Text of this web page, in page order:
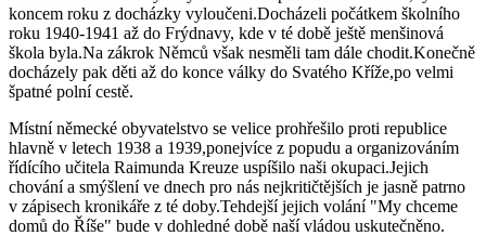
koncem roku z docházky vyloučeni.Docházeli počátkem školního
roku 1940-1941 až do Frýdnavy, kde v té době ještě menšinová
škola byla.Na zákrok Němců však nesměli tam dále chodit.Konečně
docházely pak děti až do konce války do Svatého Kříže,po velmi
špatné polní cestě.
Místní německé obyvatelstvo se velice prohřešilo proti republice
hlavně v letech 1938 a 1939,ponejvíce z popudu a organizováním
řídícího učitela Raimunda Kreuze uspíšilo naši okupaci.Jejich
chování a smýšlení ve dnech pro nás nejkritičtějších je jasně patrno
v zápisech kronikáře z té doby.Tehdejší jejich volání "My chceme
domů do Říše" bude v dohledné době naší vládou uskutečněno.